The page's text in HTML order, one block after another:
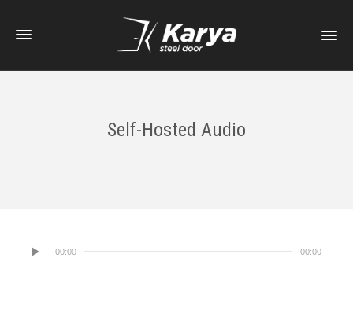
Self-Hosted Audio
00:00 00:00